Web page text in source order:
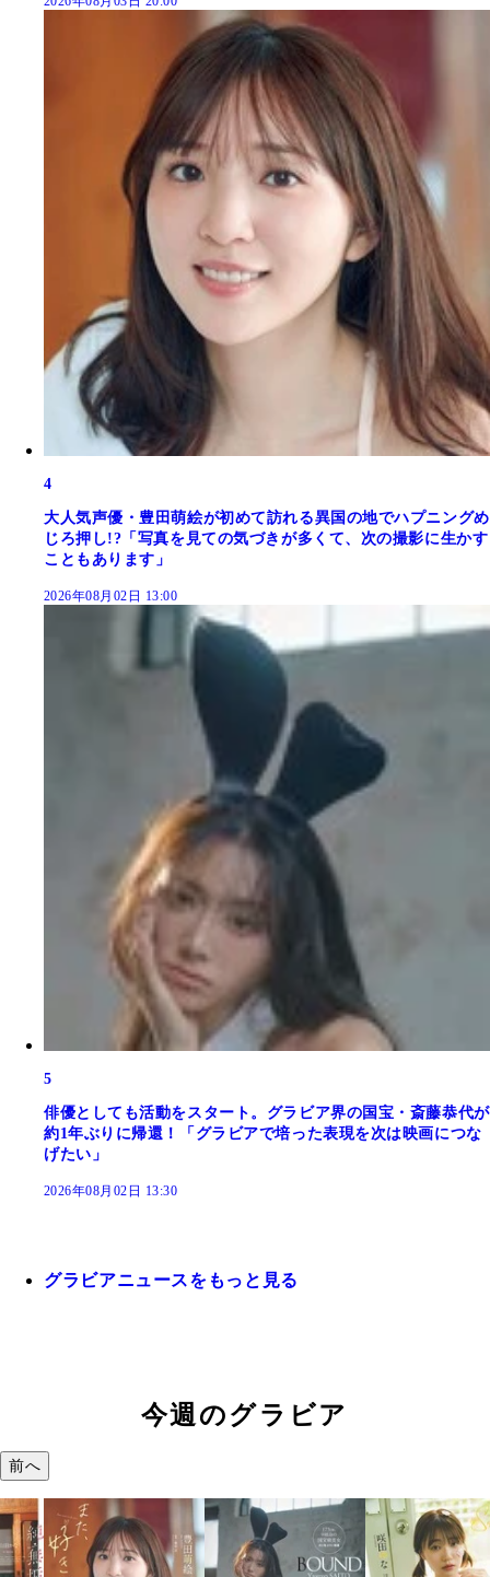
4
大人気声優・豊田萌絵が初めて訪れる異国の地でハプニングめ
じろ押し!?「写真を見ての気づきが多くて、次の撮影に生かす
こともあります」
2026年08月02日 13:00
5
俳優としても活動をスタート。グラビア界の国宝・斎藤恭代が
約1年ぶりに帰還！「グラビアで培った表現を次は映画につな
げたい」
2026年08月02日 13:30
グラビアニュースをもっと見る
今週のグラビア
前へ